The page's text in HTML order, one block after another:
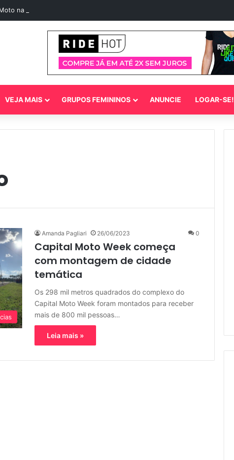
na chuva: guia para pilotar com segurança
VEJA MAIS GRUPOS FEMININOS ANUNCIE LOGAR-SE!
Amanda Pagliari 26/06/2023 0
Capital Moto Week começa
com montagem de cidade
temática
Os 298 mil metros quadrados do complexo do
Capital Moto Week foram montados para receber
mais de 800 mil pessoas…
Leia mais »